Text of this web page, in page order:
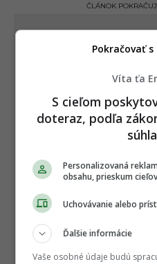
ČLÁNOK
Víta ťa
S cieľom
doteraz, podľa
Personalizovaná
obsahu, prieskum
Uchovávanie alebo
Ďalšie informácie
Vaše osobné údaje budú
Pokračovať